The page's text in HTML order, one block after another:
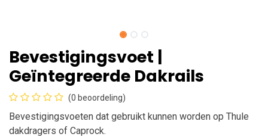
Bevestigingsvoet |
Geïntegreerde Dakrails
(0 beoordeling)
Bevestigingsvoeten dat gebruikt kunnen worden op Thule
dakdragers of Caprock.